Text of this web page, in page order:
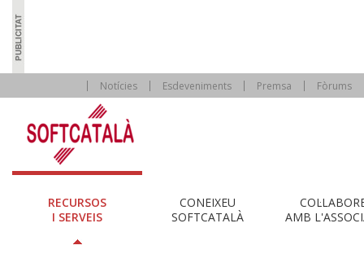
Notícies Esdeveniments Premsa Fòrums
RECURSOS
I SERVEIS
CONEIXEU
SOFTCATALÀ
AMB